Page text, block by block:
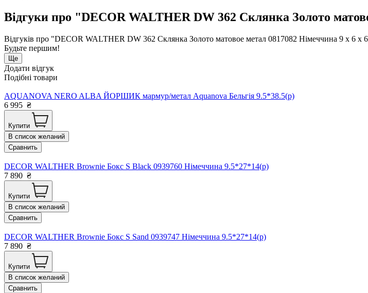
Відгуки про "DECOR WALTHER DW 362 Склянка Золото
Відгуків про "DECOR WALTHER DW 362 Склянка Золото матовое метал 0817082 Німеччина 9 x 6 x
Будьте першим!
Ще
Додати відгук
Подібні товари
AQUANOVA NERO ALBA ЙОРШИК мармур/метал Aquanova Бельгія 9.5*38.5(р)
6 995 ₴
Купити
В список желаний
Сравнить
DECOR WALTHER Brownie Бокс S Black 0939760 Німеччина 9.5*27*14(р)
7 890 ₴
Купити
В список желаний
Сравнить
DECOR WALTHER Brownie Бокс S Sand 0939747 Німеччина 9.5*27*14(р)
7 890 ₴
Купити
В список желаний
Сравнить